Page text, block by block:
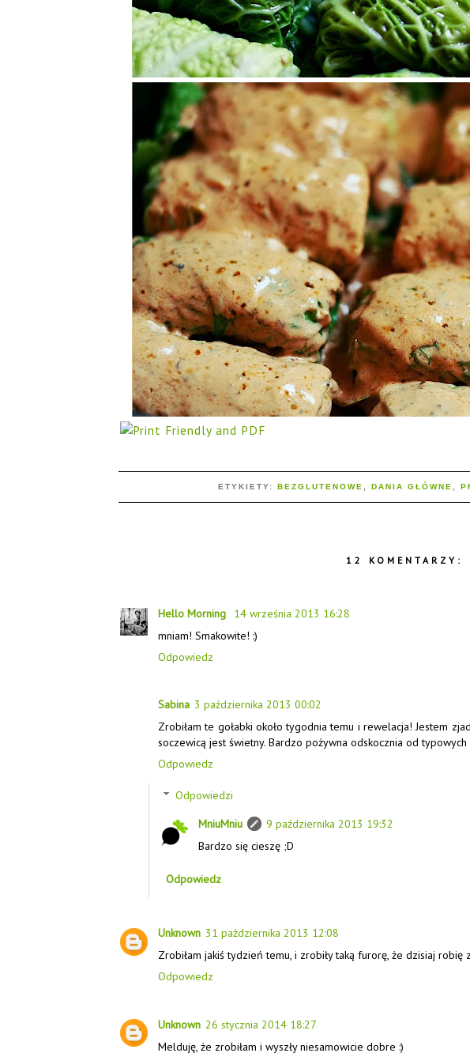
ETYKIETY: BEZGLUTENOWE DANIA GŁÓWNE
12 KOMENTARZY:
Hello Morning
14 września 2013 16:28
mniam! Smakowite! :)
Odpowiedz
Sabina 3 października 2013 00:02
Zrobiłam te gołabki około tygodnia temu i rewelacja! Jestem
soczewicą jest świetny. Bardzo pożywna odskocznia od
Odpowiedz
Odpowiedzi
MniuMniu
9 października 2013 19:32
Bardzo się cieszę ;D
Odpowiedz
Unknown 31 października 2013 12:08
Zrobiłam jakiś tydzień temu, i zrobiły taką furorę, że dzisiaj robię
Odpowiedz
Unknown 26 stycznia 2014 18:27
Melduję, że zrobiłam i wyszły niesamowicie dobre :)